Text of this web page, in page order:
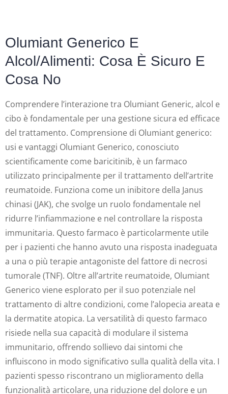
Olumiant Generico E
Alcol/alimenti: Cosa È Sicuro E
Cosa No
Comprendere l’interazione tra Olumiant Generic, alcol e
cibo è fondamentale per una gestione sicura ed efficace
del trattamento. Comprensione di Olumiant generico:
usi e vantaggi Olumiant Generico, conosciuto
scientificamente come baricitinib, è un farmaco
utilizzato principalmente per il trattamento dell’artrite
reumatoide. Funziona come un inibitore della Janus
chinasi (JAK), che svolge un ruolo fondamentale nel
ridurre l’infiammazione e nel controllare la risposta
immunitaria. Questo farmaco è particolarmente utile
per i pazienti che hanno avuto una risposta inadeguata
a una o più terapie antagoniste del fattore di necrosi
tumorale (TNF). Oltre all’artrite reumatoide, Olumiant
Generico viene esplorato per il suo potenziale nel
trattamento di altre condizioni, come l’alopecia areata e
la dermatite atopica. La versatilità di questo farmaco
risiede nella sua capacità di modulare il sistema
immunitario, offrendo sollievo dai sintomi che
influiscono in modo significativo sulla qualità della vita. I
pazienti spesso riscontrano un miglioramento della
funzionalità articolare, una riduzione del dolore e un